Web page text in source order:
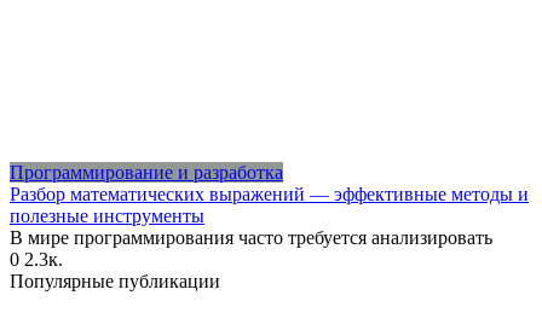
Программирование и разработка
Разбор математических выражений — эффективные методы и
полезные инструменты
В мире программирования часто требуется анализировать
0 2.3к.
Популярные публикации